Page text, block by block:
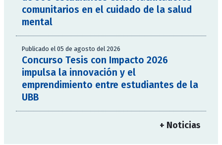
comunitarios en el cuidado de la salud
mental
Publicado el 05 de agosto del 2026
Concurso Tesis con Impacto 2026
impulsa la innovación y el
emprendimiento entre estudiantes de la
UBB
+ Noticias